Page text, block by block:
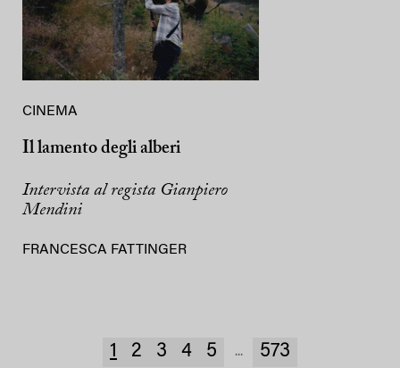
CINEMA
Il lamento degli alberi
Intervista al regista Gianpiero
Mendini
FRANCESCA FATTINGER
1 2 3 4 5 ... 573